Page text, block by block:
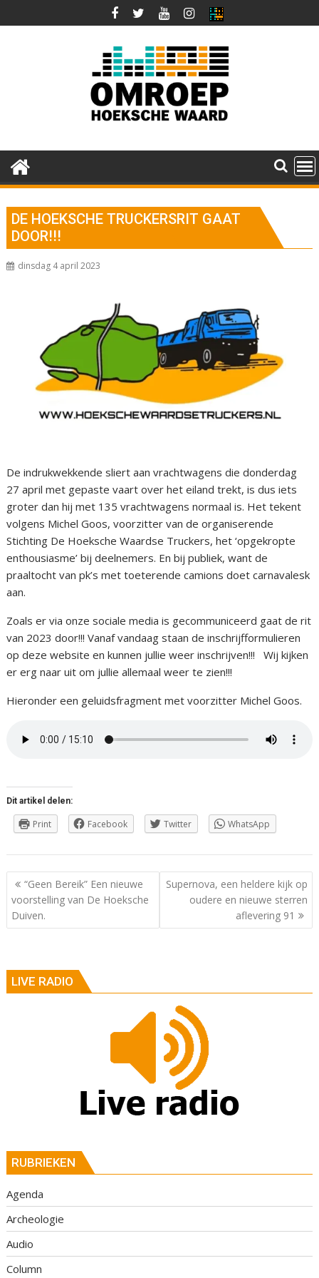
naar
DE HOEKSCHE TRUCKERSRIT GAAT
DOOR!!!
dinsdag 4 april 2023
De indrukwekkende sliert aan vrachtwagens die donderdag
27 april met gepaste vaart over het eiland trekt, is dus iets
groter dan hij met 135 vrachtwagens normaal is. Het tekent
volgens Michel Goos, voorzitter van de organiserende
Stichting De Hoeksche Waardse Truckers, het ‘opgekropte
enthousiasme’ bij deelnemers. En bij publiek, want de
praaltocht van pk’s met toeterende camions doet carnavalesk
aan.
Zoals er via onze sociale media is gecommuniceerd gaat de rit
van 2023 door!!! Vanaf vandaag staan de inschrijfformulieren
op deze website en kunnen jullie weer inschrijven!!! Wij kijken
er erg naar uit om jullie allemaal weer te zien!!!
Hieronder een geluidsfragment met voorzitter Michel Goos.
Dit artikel delen:
Print Facebook Twitter WhatsApp
Berichtnavigatie
“Geen Bereik” Een nieuwe
voorstelling van De Hoeksche
Duiven.
Supernova, een heldere kijk op
oudere en nieuwe sterren
aflevering 91
LIVE RADIO
RUBRIEKEN
Agenda
Archeologie
Audio
Column